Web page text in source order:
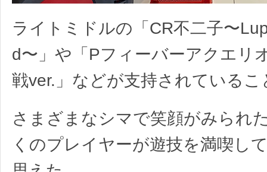
ライトミドルの「CR不二子〜
d〜」や「Pフィーバーアクエリ
戦ver.」などが支持されているこ
さまざまなシマで笑顔がみられ
くのプレイヤーが遊技を満喫し